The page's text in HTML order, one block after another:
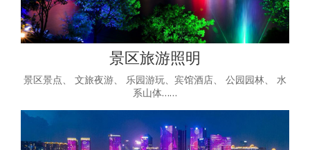
景区旅游照明
景区景点、 文旅夜游、 乐园游玩、宾馆酒店、 公园园林、 水
系山体……